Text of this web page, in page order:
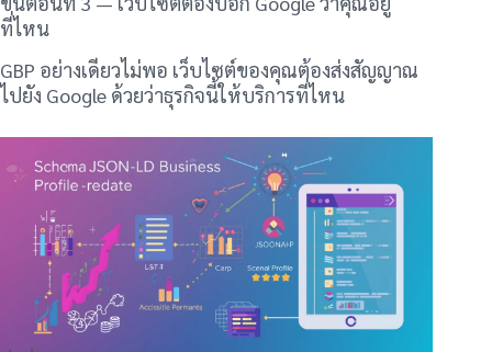
ที่ไหน
GBP อย่างเดียวไม่พอ เว็บไซต์ของคุณต้องส่งสัญญาณ
ไปยัง Google ด้วยว่าธุรกิจนี้ให้บริการที่ไหน